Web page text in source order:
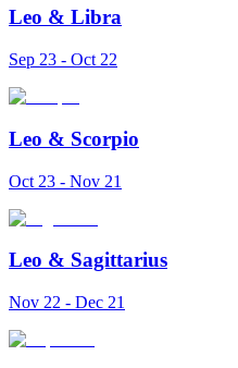
Leo & Libra
Sep 23 - Oct 22
Leo & Scorpio
Oct 23 - Nov 21
Leo & Sagittarius
Nov 22 - Dec 21